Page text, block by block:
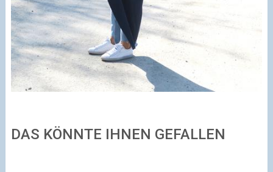
DAS KÖNNTE IHNEN GEFALLEN